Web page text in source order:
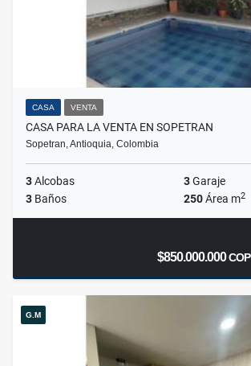
CASA VENTA
CASA PARA LA VENTA EN SOPETRAN
Sopetran, Antioquia, Colombia
3Alcobas 3Garaje
3 Baños 250Área m2
$850.000.000COP
G.M